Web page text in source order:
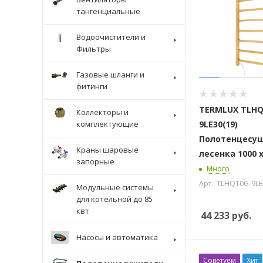
TERMLUX
9LE30(19)
лесенка 1000
Много
Арт.: TLHQ10G-
44 233 руб.
Советуем Хит
тангенциальные
Водоочистители и
Фильтры
Газовые шланги и
фитинги
Коллекторы и
комплектующие
Краны шаровые
запорные
Модульные системы
для котельной до 85
квт
Насосы и автоматика